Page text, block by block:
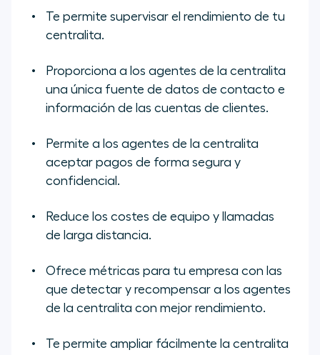
Te permite supervisar el rendimiento de tu
centralita.
Proporciona a los agentes de la centralita
una única fuente de datos de contacto e
información de las cuentas de clientes.
Permite a los agentes de la centralita
aceptar pagos de forma segura y
confidencial.
Reduce los costes de equipo y llamadas
de larga distancia.
Ofrece métricas para tu empresa con las
que detectar y recompensar a los agentes
de la centralita con mejor rendimiento.
Te permite ampliar fácilmente la centralita